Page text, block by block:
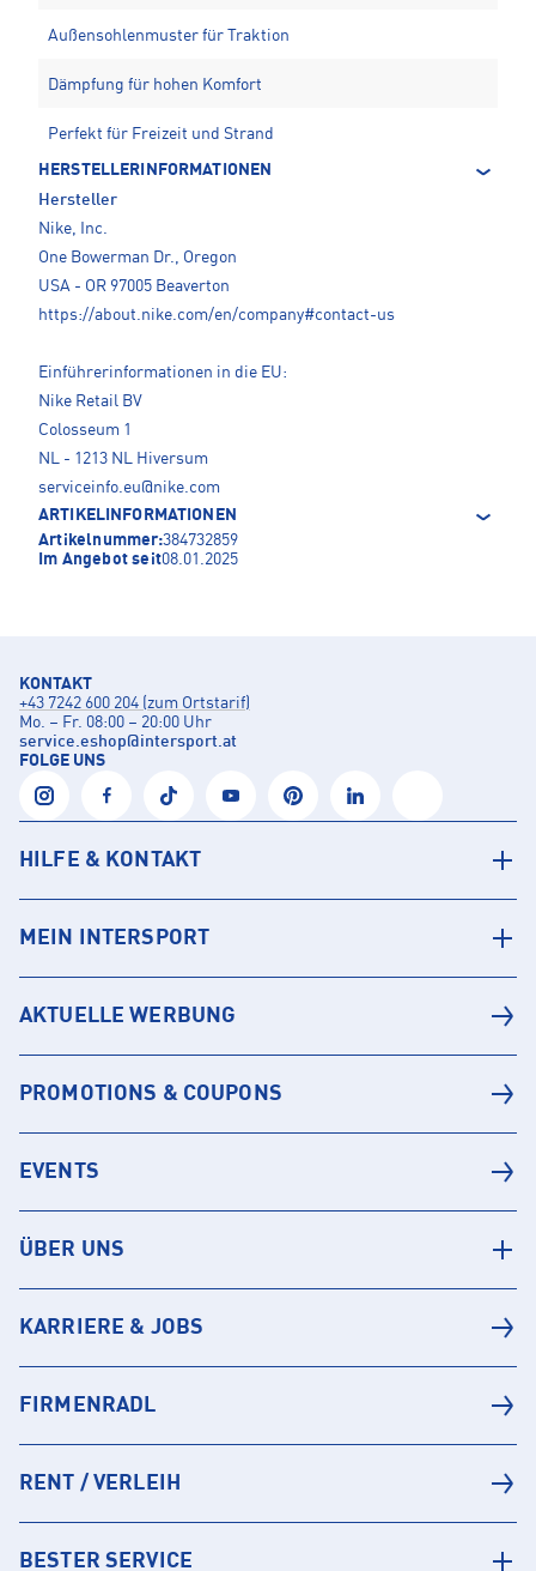
Außensohlenmuster für Traktion
Dämpfung für hohen Komfort
Perfekt für Freizeit und Strand
HERSTELLERINFORMATIONEN
Hersteller
Nike, Inc.
One Bowerman Dr., Oregon
USA - OR 97005 Beaverton
https://about.nike.com/en/company#contact-us
Einführerinformationen in die EU:
Nike Retail BV
Colosseum 1
NL - 1213 NL Hiversum
serviceinfo.eu@nike.com
ARTIKELINFORMATIONEN
Artikelnummer:384732859
Im Angebot seit08.01.2025
KONTAKT
+43 7242 600 204 (zum Ortstarif)
Mo. – Fr. 08:00 – 20:00 Uhr
service.eshop@intersport.at
FOLGE UNS
HILFE & KONTAKT
MEIN INTERSPORT
AKTUELLE WERBUNG
PROMOTIONS & COUPONS
EVENTS
ÜBER UNS
KARRIERE & JOBS
FIRMENRADL
RENT / VERLEIH
BESTER SERVICE